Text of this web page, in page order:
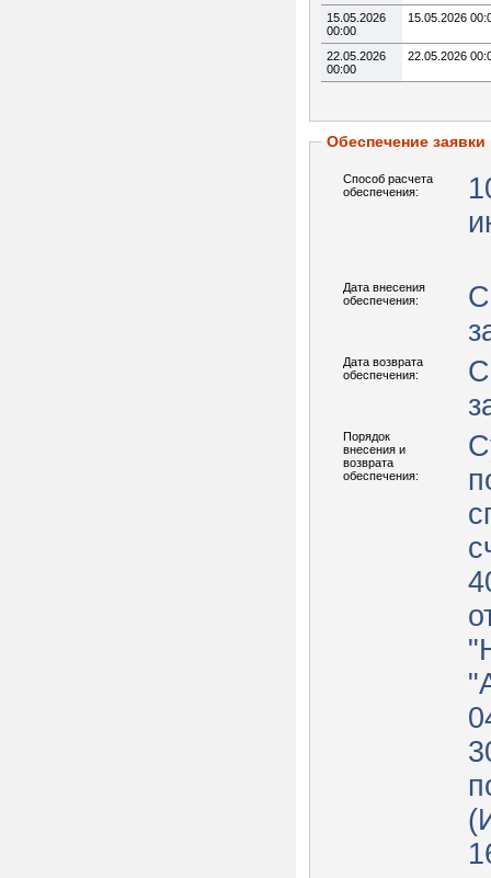
15.05.2026
00:00
15.05.2026
22.05.2026
00:00
22.05.2026
Обеспечение заявки
Способ расчета
обеспечения:
Дата внесения
обеспечения:
Дата возврата
обеспечения:
Порядок
внесения и
возврата
обеспечения: